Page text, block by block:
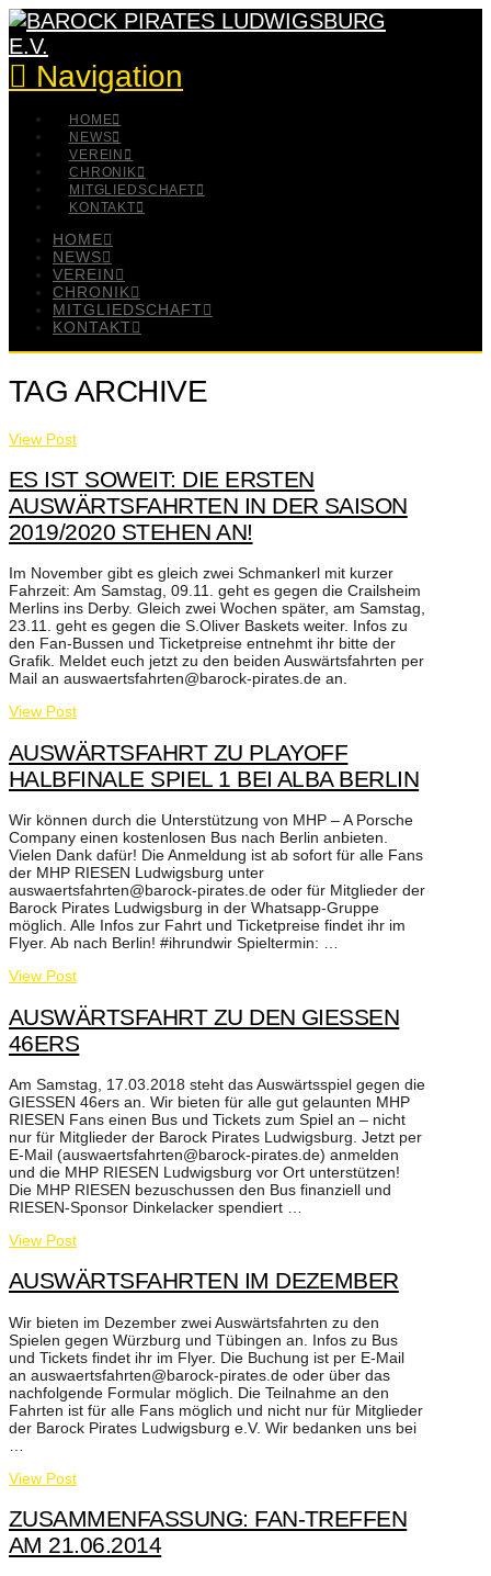
Navigation
HOME
NEWS
VEREIN
CHRONIK
MITGLIEDSCHAFT
KONTAKT
HOME
NEWS
VEREIN
CHRONIK
MITGLIEDSCHAFT
KONTAKT
TAG ARCHIVE
View Post
ES IST SOWEIT: DIE ERSTEN
AUSWÄRTSFAHRTEN IN DER SAISON
2019/2020 STEHEN AN!
Im November gibt es gleich zwei Schmankerl mit kurzer
Fahrzeit: Am Samstag, 09.11. geht es gegen die Crailsheim
Merlins ins Derby. Gleich zwei Wochen später, am Samstag,
23.11. geht es gegen die S.Oliver Baskets weiter. Infos zu
den Fan-Bussen und Ticketpreise entnehmt ihr bitte der
Grafik. Meldet euch jetzt zu den beiden Auswärtsfahrten per
Mail an auswaertsfahrten@barock-pirates.de an.
View Post
AUSWÄRTSFAHRT ZU PLAYOFF
HALBFINALE SPIEL 1 BEI ALBA BERLIN
Wir können durch die Unterstützung von MHP – A Porsche
Company einen kostenlosen Bus nach Berlin anbieten.
Vielen Dank dafür! Die Anmeldung ist ab sofort für alle Fans
der MHP RIESEN Ludwigsburg unter
auswaertsfahrten@barock-pirates.de oder für Mitglieder der
Barock Pirates Ludwigsburg in der Whatsapp-Gruppe
möglich. Alle Infos zur Fahrt und Ticketpreise findet ihr im
Flyer. Ab nach Berlin! #ihrundwir Spieltermin: …
View Post
AUSWÄRTSFAHRT ZU DEN GIESSEN
46ERS
Am Samstag, 17.03.2018 steht das Auswärtsspiel gegen die
GIESSEN 46ers an. Wir bieten für alle gut gelaunten MHP
RIESEN Fans einen Bus und Tickets zum Spiel an – nicht
nur für Mitglieder der Barock Pirates Ludwigsburg. Jetzt per
E-Mail (auswaertsfahrten@barock-pirates.de) anmelden
und die MHP RIESEN Ludwigsburg vor Ort unterstützen!
Die MHP RIESEN bezuschussen den Bus finanziell und
RIESEN-Sponsor Dinkelacker spendiert …
View Post
AUSWÄRTSFAHRTEN IM DEZEMBER
Wir bieten im Dezember zwei Auswärtsfahrten zu den
Spielen gegen Würzburg und Tübingen an. Infos zu Bus
und Tickets findet ihr im Flyer. Die Buchung ist per E-Mail
an auswaertsfahrten@barock-pirates.de oder über das
nachfolgende Formular möglich. Die Teilnahme an den
Fahrten ist für alle Fans möglich und nicht nur für Mitglieder
der Barock Pirates Ludwigsburg e.V. Wir bedanken uns bei
View Post
ZUSAMMENFASSUNG: FAN-TREFFEN
AM 21.06.2014